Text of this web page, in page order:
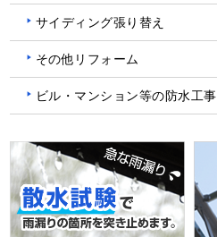
サイディング張り替え
その他リフォーム
ビル・マンション等の防水工事